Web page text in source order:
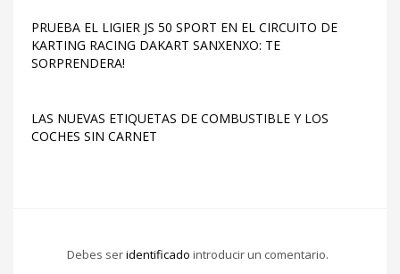
PRUEBA EL LIGIER JS 50 SPORT EN EL CIRCUITO DE
KARTING RACING DAKART SANXENXO: TE
SORPRENDERA!
LAS NUEVAS ETIQUETAS DE COMBUSTIBLE Y LOS
COCHES SIN CARNET
Debes seridentificado introducir un comentario.